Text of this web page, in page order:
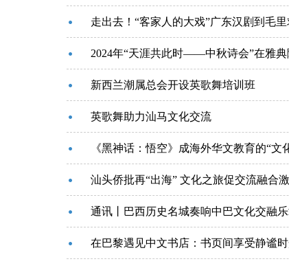
走出去！“客家人的大戏”广东汉剧到毛里
2024年“天涯共此时——中秋诗会”在雅典
新西兰潮属总会开设英歌舞培训班
英歌舞助力汕马文化交流
《黑神话：悟空》成海外华文教育的“文
汕头侨批再“出海” 文化之旅促交流融合
通讯丨巴西历史名城奏响中巴文化交融
在巴黎遇见中文书店：书页间享受静谧